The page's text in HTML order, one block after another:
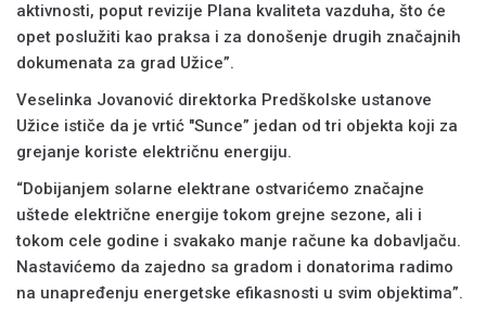
aktivnosti, poput revizije Plana kvaliteta vazduha, što će
opet poslužiti kao praksa i za donošenje drugih značajnih
dokumenata za grad Užice”.
Veselinka Jovanović direktorka Predškolske ustanove
Užice ističe da je vrtić "Sunce” jedan od tri objekta koji za
grejanje koriste električnu energiju.
“Dobijanjem solarne elektrane ostvarićemo značajne
uštede električne energije tokom grejne sezone, ali i
tokom cele godine i svakako manje račune ka dobavljaču.
Nastavićemo da zajedno sa gradom i donatorima radimo
na unapređenju energetske efikasnosti u svim objektima”.